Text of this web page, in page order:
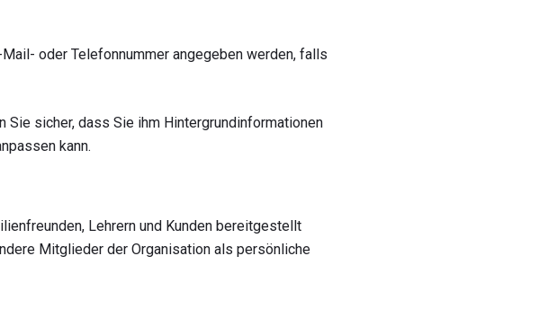
oder Telefonnummer angegeben werden, falls
sicher, dass Sie ihm Hintergrundinformationen
kann.
Lehrern und Kunden bereitgestellt
Mitglieder der Organisation als persönliche